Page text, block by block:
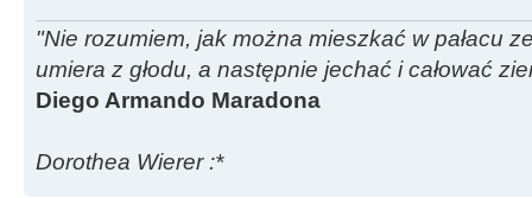
"Nie rozumiem, jak można mieszkać w pałacu
umiera z głodu, a następnie jechać i całować
Diego Armando Maradona
Dorothea Wierer :*